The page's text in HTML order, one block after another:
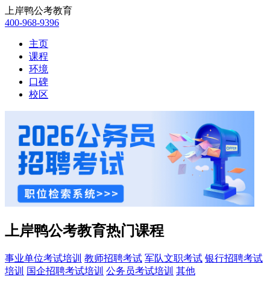
上岸鸭公考教育
400-968-9396
主页
课程
环境
口碑
校区
上岸鸭公考教育热门课程
事业单位考试培训 教师招聘考试 军队文职考试 银行招聘考试
培训
国企招聘考试培训 公务员考试培训 其他